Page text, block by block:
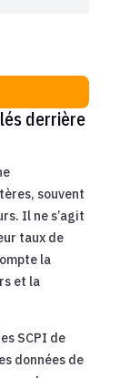
derrière
souvent
Il ne s’agit
taux de
la
et la
SCPI de
données de